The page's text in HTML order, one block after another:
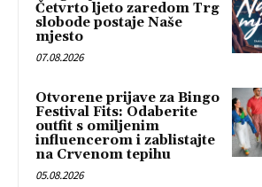
Četvrto ljeto zaredom Trg
slobode postaje Naše
mjesto
07.08.2026
Otvorene prijave za Bingo
Festival Fits: Odaberite
outfit s omiljenim
influencerom i zablistajte
na Crvenom tepihu
05.08.2026